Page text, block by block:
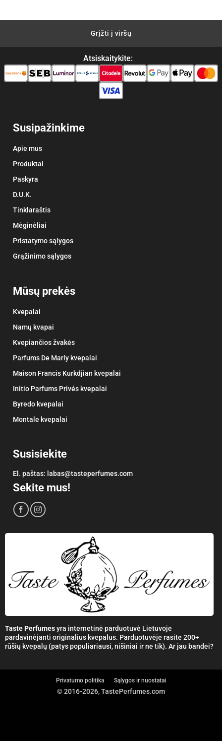
Grįžti į viršų
Atsiskaitykite:
Susipažinkime
Apie mus
Produktai
Paskyra
D.U.K.
Tinklaraštis
Mėginėliai
Pristatymo sąlygos
Grąžinimo sąlygos
Mūsų prekės
Kvepalai
Namų kvapai
Kvepiančios žvakės
Parfums De Marly kvepalai
Maison Francis Kurkdjian kvepalai
Initio Parfums Privés kvepalai
Byredo kvepalai
Montale kvepalai
Susisiekite
El. paštas: labas@tasteperfumes.com
Sekite mus!
Taste Perfumesyra internetinė parduotuvė Lietuvoje
pardavinėjanti originalius kvepalus. Parduotuvėje rasite 200+
rūšių kvepalų (patys populiariausi, nišiniai ir ne tik). Ar jau bandei?
Privatumo politika Sąlygos ir nuostatai
© 2016-2026, TastePerfumes.com